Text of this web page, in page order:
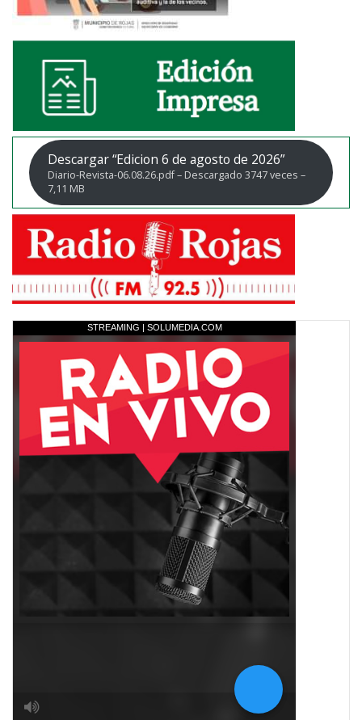
Descargar “Edicion 6 de agosto de 2026”
Diario-Revista-06.08.26.pdf – Descargado 3747 veces –
7,11 MB